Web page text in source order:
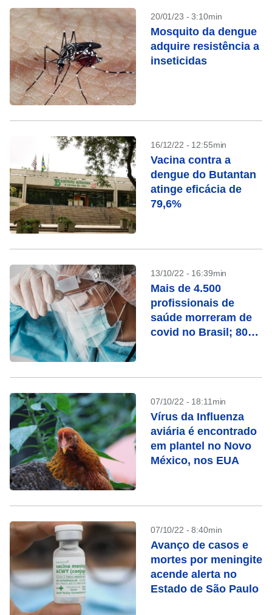
20/01/23 - 3:10min
Mosquito da dengue
adquire resistência a
inseticidas
16/12/22 - 12:55min
Vacina contra a
dengue do Butantan
atinge eficácia de
79,6%
13/10/22 - 16:39min
Mais de 4.500
profissionais de
saúde morreram de
covid no Brasil; 80%
07/10/22 - 18:11min
Vírus da Influenza
aviária é encontrado
em plantel no Novo
México, nos EUA
07/10/22 - 8:40min
Avanço de casos e
mortes por meningite
acende alerta no
Estado de São Paulo